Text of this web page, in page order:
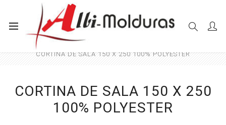
Início Cortinas
CORTINA DE SALA 150 X 250 100% POLYESTER
CORTINA DE SALA 150 X 250
100% POLYESTER